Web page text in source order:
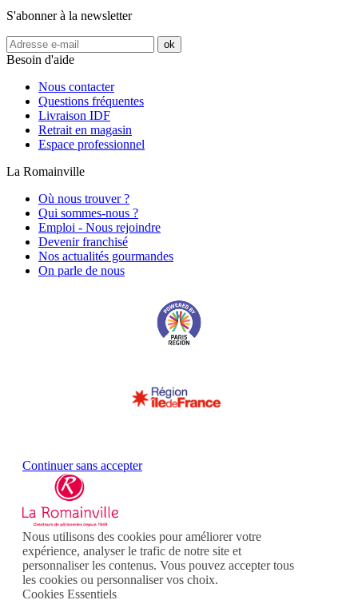
S'abonner à la newsletter
Besoin d'aide
Nous contacter
Questions fréquentes
Livraison IDF
Retrait en magasin
Espace professionnel
La Romainville
Où nous trouver ?
Qui sommes-nous ?
Emploi - Nous rejoindre
Devenir franchisé
Nos actualités gourmandes
On parle de nous
Continuer sans accepter
Nous utilisons des cookies pour améliorer votre
expérience, analyser le trafic de notre site et
personnaliser les contenus. Vous pouvez accepter tous
les cookies ou personnaliser vos choix.
Cookies Essentiels